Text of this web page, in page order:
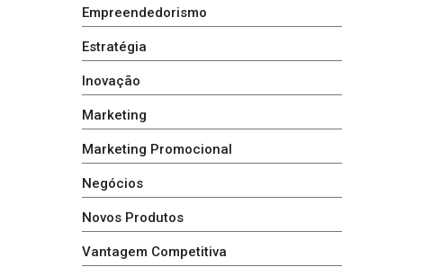
Empreendedorismo
Estratégia
Inovação
Marketing
Marketing Promocional
Negócios
Novos Produtos
Vantagem Competitiva